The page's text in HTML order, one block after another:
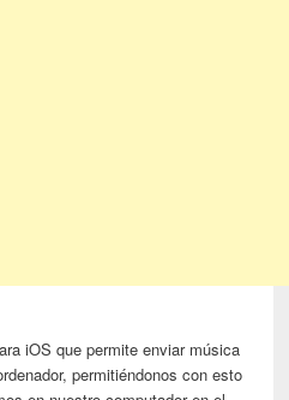
iOS que permite enviar música
permitiéndonos con esto